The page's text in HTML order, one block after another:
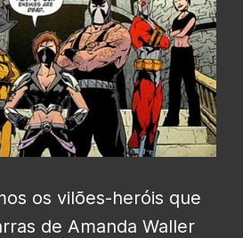
os vilões-heróis que
de Amanda Waller